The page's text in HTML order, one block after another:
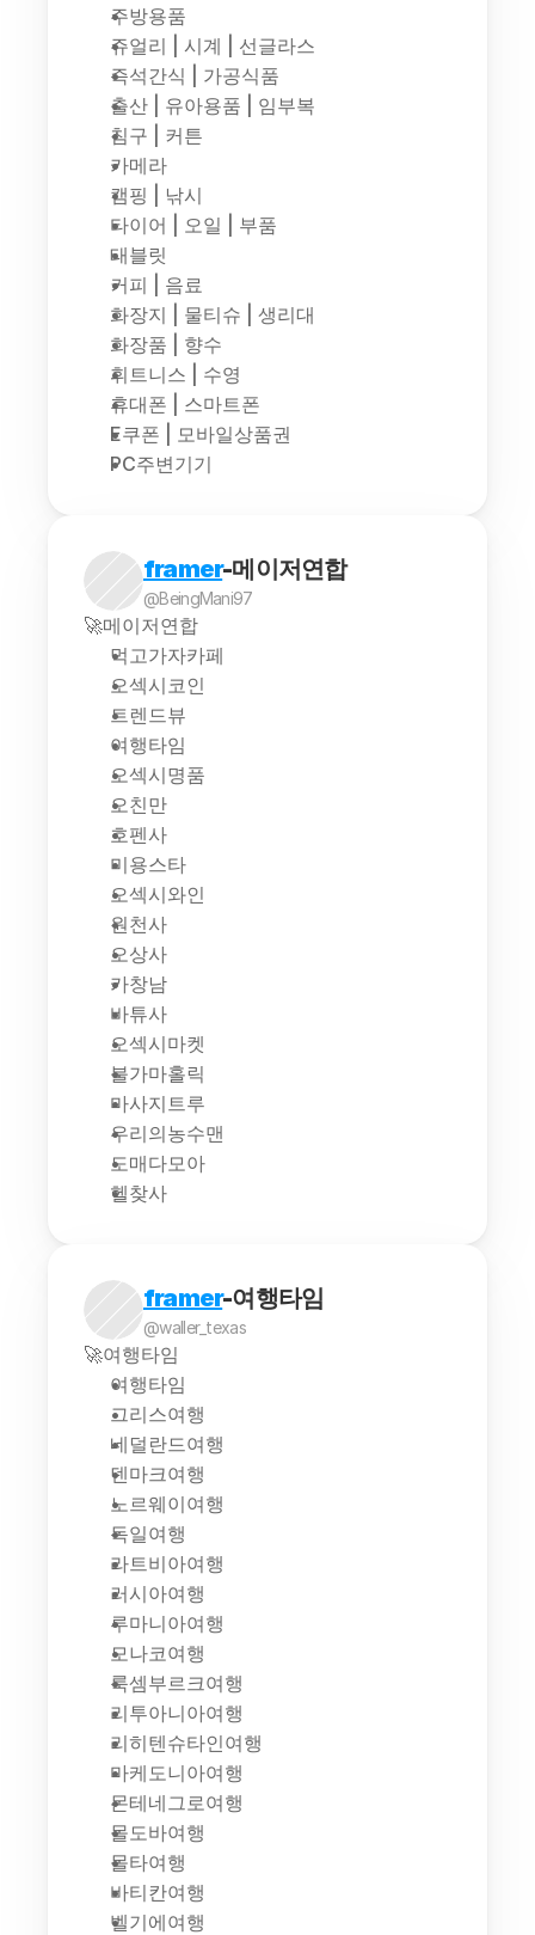
주방용품
쥬얼리 | 시계 | 선글라스
즉석간식 | 가공식품
출산 | 유아용품 | 임부복
침구 | 커튼
카메라
캠핑 | 낚시
타이어 | 오일 | 부품
태블릿
커피 | 음료
화장지 | 물티슈 | 생리대
화장품 | 향수
휘트니스 | 수영
휴대폰 | 스마트폰
E쿠폰 | 모바일상품권
PC주변기기
framer-메이저연합
@BeingMani97
🚀메이저연합
먹고가자카페
오섹시코인
트렌드뷰
여행타임
오섹시명품
오친만
호펜사
미용스타
오섹시와인
원천사
오상사
카창남
바튜사
오섹시마켓
불가마홀릭
마사지트루
우리의농수맨
도매다모아
헬찾사
framer-여행타임
@waller_texas
🚀여행타임
여행타임
그리스여행
네덜란드여행
덴마크여행
노르웨이여행
독일여행
라트비아여행
러시아여행
루마니아여행
모나코여행
룩셈부르크여행
리투아니아여행
리히텐슈타인여행
마케도니아여행
몬테네그로여행
몰도바여행
몰타여행
바티칸여행
벨기에여행